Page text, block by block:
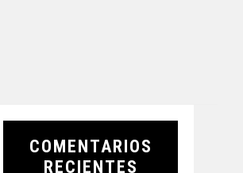
COMENTARIOS
RECIENTES